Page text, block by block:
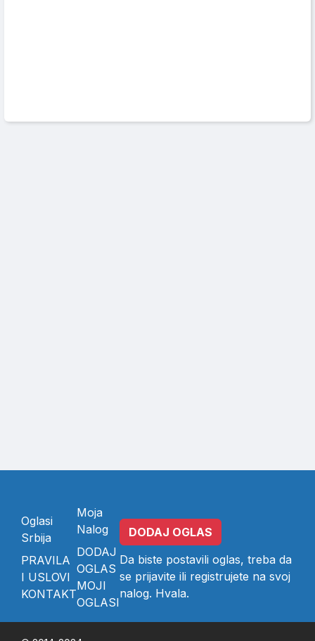
Oglasi
Srbija
PRAVILA
I USLOVI
KONTAKT
Moja
Nalog
DODAJ
OGLAS
MOJI
OGLASI
DODAJ OGLAS
Da biste postavili oglas, treba da
se prijavite ili registrujete na svoj
nalog. Hvala.